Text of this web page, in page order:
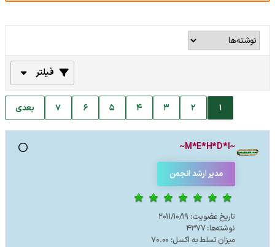
فیلتر
1
2
3
4
5
6
7 بعدی
~M*E*H*D*I~
مدیر ارشد انجمن
تاریخ عضویت: 2011/10/19
نوشته‌ها:4377
میزان تسلط به اکسل: 70.00